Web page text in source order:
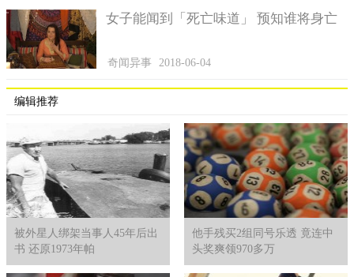
女子能闻到「死亡味道」 预知谁将身亡
奇闻异事 2018-06-04
编辑推荐
被外星人绑架当事人45年后出
书 还原1973年帕
他手残买2组同号乐透 竟连中
头奖爽领970多万